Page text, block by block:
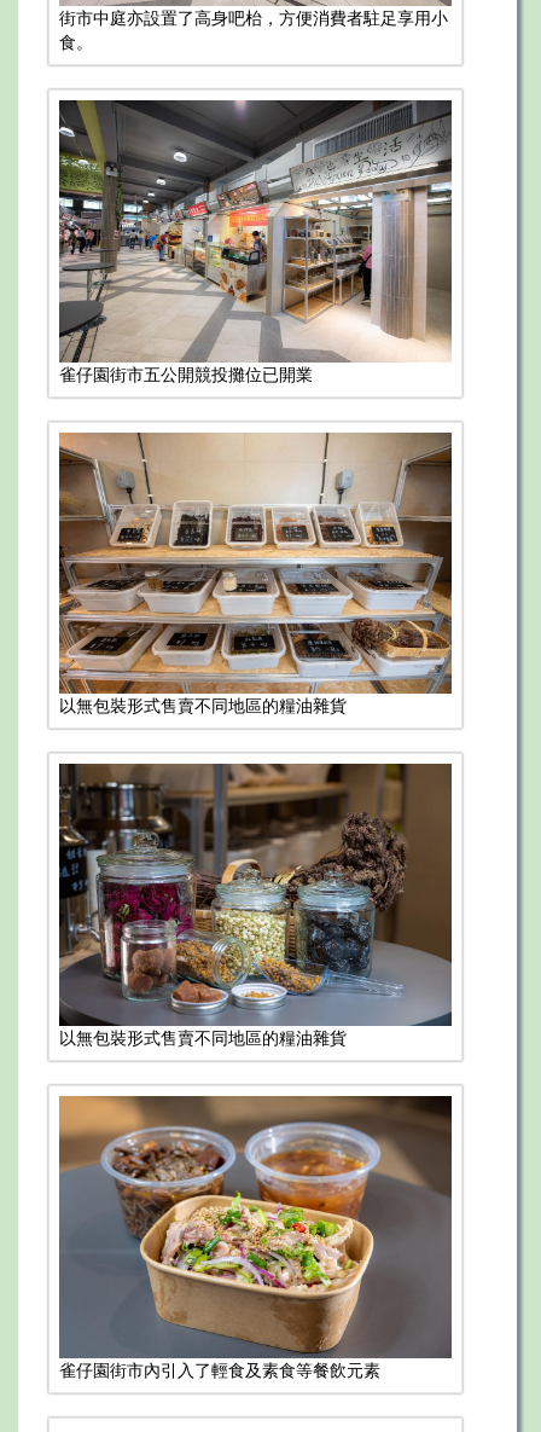
街市中庭亦設置了高身吧枱，方便消費者駐足享用小
食。
雀仔園街市五公開競投攤位已開業
以無包裝形式售賣不同地區的糧油雜貨
以無包裝形式售賣不同地區的糧油雜貨
雀仔園街市內引入了輕食及素食等餐飲元素